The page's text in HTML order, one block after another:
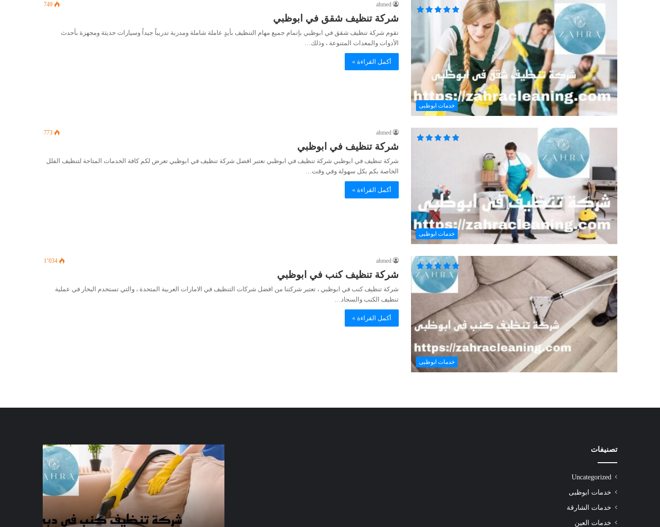
خدمات ابوظبى
ahmed
749
شركة تنظيف شقق في ابوظبي
تقوم شركة تنظيف شقق في ابوظبي بإتمام جميع مهام التنظيف بأيدٍ عاملة شاملة ومدربة تدريباً جيداً وسيارات حديثة ومجهزة بأحدث
الأدوات والمعدات المتنوعة ، وذلك…
أكمل القراءة »
خدمات ابوظبى
ahmed
773
شركة تنظيف في ابوظبي
شركة تنظيف في ابوظبي شركة تنظيف في ابوظبي نعتبر افضل شركة تنظيف في ابوظبي تعرض لكم كافة الخدمات المتاحة لتنظيف الفلل
الخاصة بكم بكل سهولة وفي وقت…
أكمل القراءة »
خدمات ابوظبى
ahmed 1٬034
شركة تنظيف كنب في ابوظبي
شركة تنظيف كنب في ابوظبي ، تعتبر شركتنا من افضل شركات التنظيف في الامارات العربية المتحدة ، والتي تستخدم البخار في عملية
تنظيف الكنب والسجاد…
أكمل القراءة »
تصنيفات
Uncategorized
خدمات ابوظبى
خدمات الشارقة
خدمات العين
راس
الخيمة
للايجار
شركة
تنظيف
كنب
|01016488259|
شركة
تنظيف
سجاد